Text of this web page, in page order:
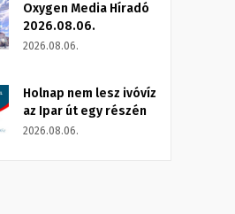
Oxygen Media Híradó
2026.08.06.
2026.08.06.
Holnap nem lesz ivóvíz
az Ipar út egy részén
2026.08.06.